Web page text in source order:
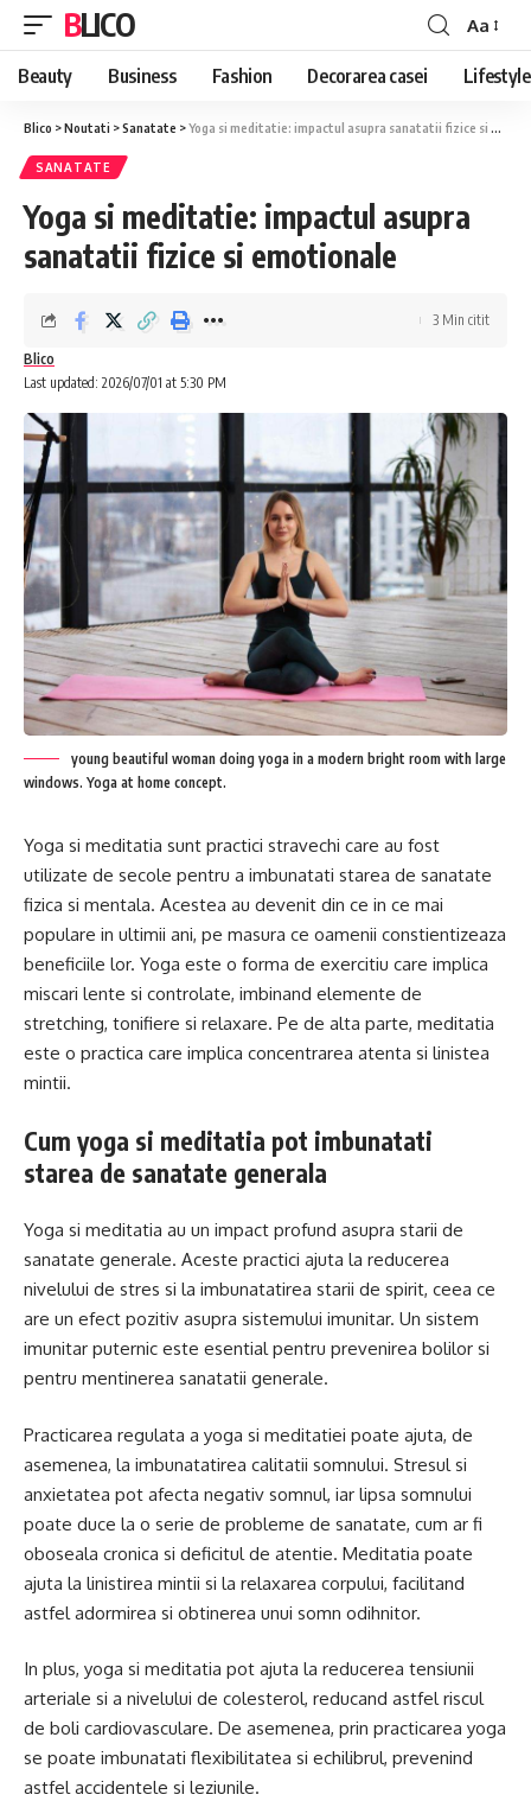
BLICO
Font
Resizer
Aa
Beauty Business Fashion Decorarea casei Lifestyle
Blico >Noutati >Sanatate >Yoga si meditatie: impactul asupra sanatatii fizice si emotionale
SANATATE
Yoga si meditatie: impactul asupra
sanatatii fizice si emotionale
Last updated: 2026/07/01 at 5:30 PM
Blico
3 Min citit
young beautiful woman doing yoga in a modern bright room with large
windows. Yoga at home concept.
Yoga si meditatia sunt practici stravechi care au fost
utilizate de secole pentru a imbunatati starea de sanatate
fizica si mentala. Acestea au devenit din ce in ce mai
populare in ultimii ani, pe masura ce oamenii constientizeaza
beneficiile lor. Yoga este o forma de exercitiu care implica
miscari lente si controlate, imbinand elemente de
stretching, tonifiere si relaxare. Pe de alta parte, meditatia
este o practica care implica concentrarea atenta si linistea
mintii.
Cum yoga si meditatia pot imbunatati
starea de sanatate generala
Yoga si meditatia au un impact profund asupra starii de
sanatate generale. Aceste practici ajuta la reducerea
nivelului de stres si la imbunatatirea starii de spirit, ceea ce
are un efect pozitiv asupra sistemului imunitar. Un sistem
imunitar puternic este esential pentru prevenirea bolilor si
pentru mentinerea sanatatii generale.
Practicarea regulata a yoga si meditatiei poate ajuta, de
asemenea, la imbunatatirea calitatii somnului. Stresul si
anxietatea pot afecta negativ somnul, iar lipsa somnului
poate duce la o serie de probleme de sanatate, cum ar fi
oboseala cronica si deficitul de atentie. Meditatia poate
ajuta la linistirea mintii si la relaxarea corpului, facilitand
astfel adormirea si obtinerea unui somn odihnitor.
In plus, yoga si meditatia pot ajuta la reducerea tensiunii
arteriale si a nivelului de colesterol, reducand astfel riscul
de boli cardiovasculare. De asemenea, prin practicarea yoga
se poate imbunatati flexibilitatea si echilibrul, prevenind
astfel accidentele si leziunile.